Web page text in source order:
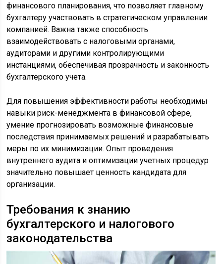
финансового планирования, что позволяет главному
бухгалтеру участвовать в стратегическом управлении
компанией. Важна также способность
взаимодействовать с налоговыми органами,
аудиторами и другими контролирующими
инстанциями, обеспечивая прозрачность и законность
бухгалтерского учета.
Для повышения эффективности работы необходимы
навыки риск-менеджмента в финансовой сфере,
умение прогнозировать возможные финансовые
последствия принимаемых решений и разрабатывать
меры по их минимизации. Опыт проведения
внутреннего аудита и оптимизации учетных процедур
значительно повышает ценность кандидата для
организации.
Требования к знанию
бухгалтерского и налогового
законодательства